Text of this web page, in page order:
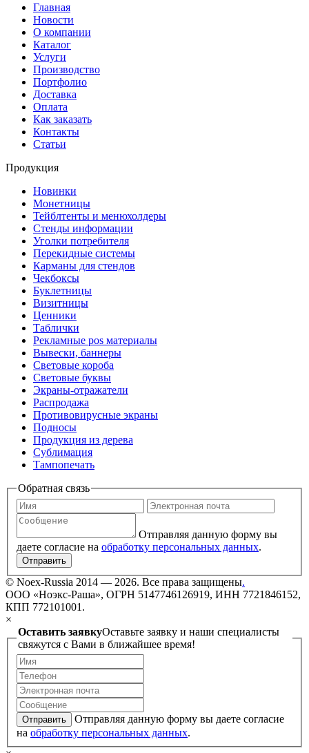
Главная
Новости
О компании
Каталог
Услуги
Производство
Портфолио
Доставка
Оплата
Как заказать
Контакты
Статьи
Продукция
Новинки
Монетницы
Тейблтенты и менюхолдеры
Стенды информации
Уголки потребителя
Перекидные системы
Карманы для стендов
Чекбоксы
Буклетницы
Визитницы
Ценники
Таблички
Рекламные pos материалы
Вывески, баннеры
Световые короба
Световые буквы
Экраны-отражатели
Распродажа
Противовирусные экраны
Подносы
Продукция из дерева
Сублимация
Тампопечать
Обратная связь
Отправляя данную форму вы
даете согласие на обработку персональных данных.
Отправить
© Noex-Russia 2014 — 2026. Все права защищены.
ООО «Ноэкс-Раша», ОГРН 5147746126919, ИНН 7721846152,
КПП 772101001.
×
Оставить заявкуОставьте заявку и наши специалисты
свяжутся с Вами в ближайшее время!
Отправить
Отправляя данную форму вы даете согласие
на обработку персональных данных.